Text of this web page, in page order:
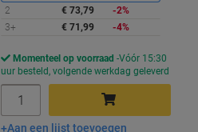
2
€ 73,79
-2%
3+
€ 71,99 -4%
Momenteel op voorraad Vóór 15:30
uur besteld, volgende werkdag geleverd
Aan een lijst toevoegen